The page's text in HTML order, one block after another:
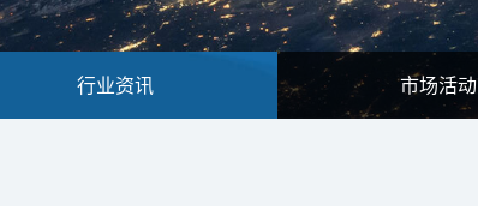
行业资讯 市场活动